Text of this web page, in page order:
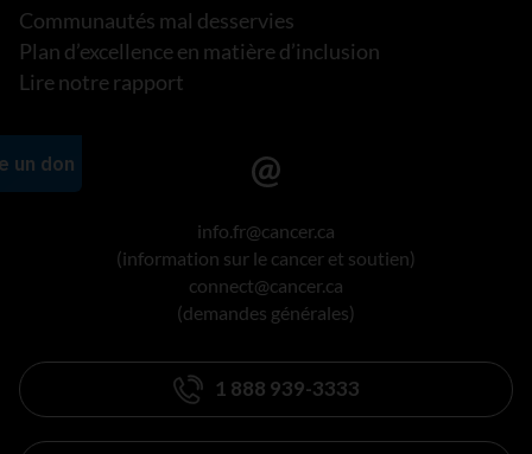
Communautés mal desservies
Plan d’excellence en matière d’inclusion
Lire notre rapport
info.fr@cancer.ca
(information sur le cancer et soutien)
connect@cancer.ca
(demandes générales)
1 888 939-3333